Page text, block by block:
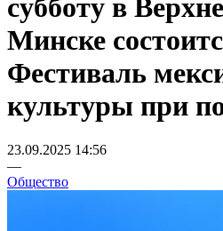
субботу в
Минске
Фестиваль
культуры при
23.09.2025 14:56
—
Общество